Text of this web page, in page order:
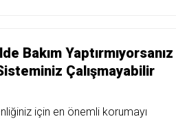
Bakım Yaptırmıyorsanız
Çalışmayabilir
için en önemli korumayı